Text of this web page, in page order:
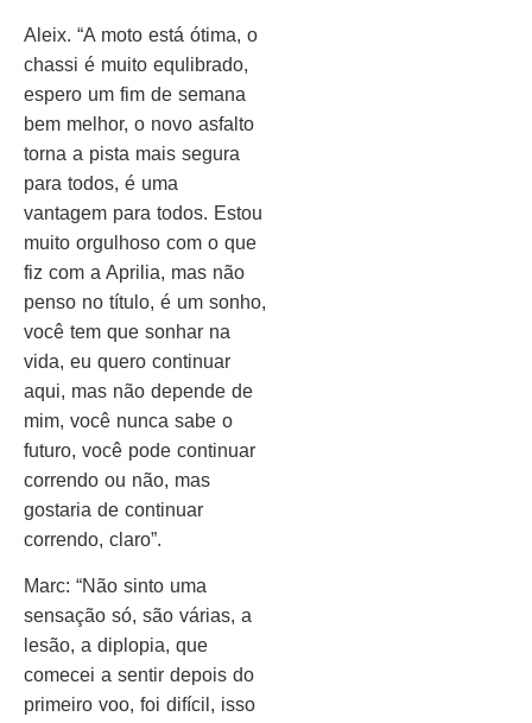
Aleix. “A moto está ótima, o
chassi é muito equlibrado,
espero um fim de semana
bem melhor, o novo asfalto
torna a pista mais segura
para todos, é uma
vantagem para todos. Estou
muito orgulhoso com o que
fiz com a Aprilia, mas não
penso no título, é um sonho,
você tem que sonhar na
vida, eu quero continuar
aqui, mas não depende de
mim, você nunca sabe o
futuro, você pode continuar
correndo ou não, mas
gostaria de continuar
correndo, claro”.
Marc: “Não sinto uma
sensação só, são várias, a
lesão, a diplopia, que
comecei a sentir depois do
primeiro voo, foi difícil, isso